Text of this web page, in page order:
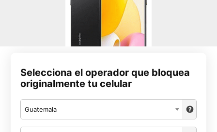
Selecciona el operador que bloquea
originalmente tu celular
Guatemala